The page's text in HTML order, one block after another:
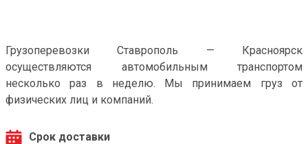
Грузоперевозки Ставрополь — Красноярск
осуществляются автомобильным транспортом
несколько раз в неделю. Мы принимаем груз от
физических лиц и компаний.
Срок доставки